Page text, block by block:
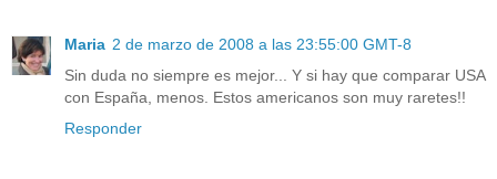
Maria 2 de marzo de 2008 a las 23:55:00 GMT-8
Sin duda no siempre es mejor... Y si hay que comparar USA
con España, menos. Estos americanos son muy raretes!!
Responder